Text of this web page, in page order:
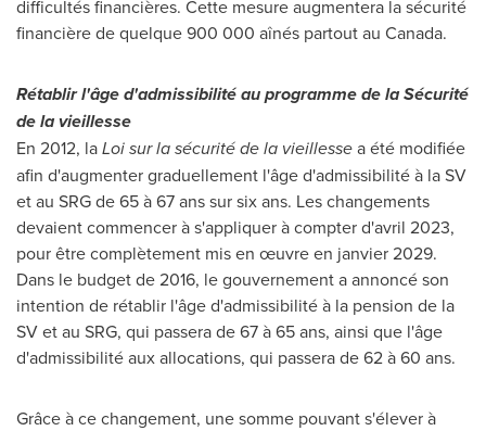
difficultés financières. Cette mesure augmentera la sécurité
financière de quelque 900 000 aînés partout au Canada.
Rétablir l'âge d'admissibilité au programme de la Sécurité
de la vieillesse
En 2012, laLoi sur la sécurité de la vieillessea été modifiée
afin d'augmenter graduellement l'âge d'admissibilité à la SV
et au SRG de 65 à 67 ans sur six ans. Les changements
devaient commencer à s'appliquer à compter d'avril 2023,
pour être complètement mis en œuvre en janvier 2029.
Dans le budget de 2016, le gouvernement a annoncé son
intention de rétablir l'âge d'admissibilité à la pension de la
SV et au SRG, qui passera de 67 à 65 ans, ainsi que l'âge
d'admissibilité aux allocations, qui passera de 62 à 60 ans.
Grâce à ce changement, une somme pouvant s'élever à